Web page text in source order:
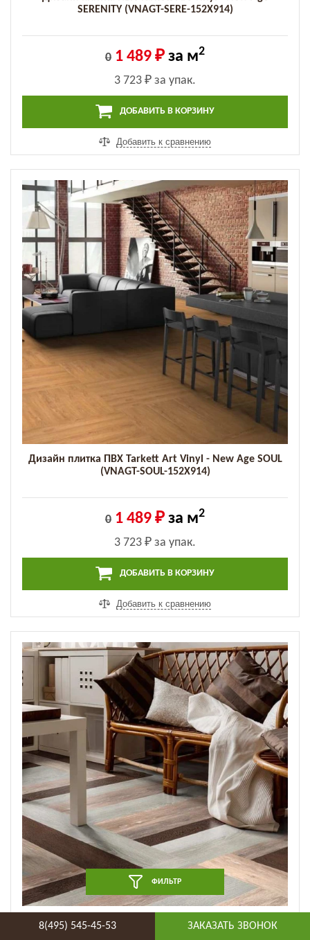
SERENITY (VNAGT-SERE-152X914)
0 1 489 ₽ за м2
3 723 ₽ за упак.
ДОБАВИТЬ В КОРЗИНУ
Добавить к сравнению
Дизайн плитка ПВХ Tarkett Art Vinyl - New Age SOUL
(VNAGT-SOUL-152X914)
0 1 489 ₽ за м2
3 723 ₽ за упак.
ДОБАВИТЬ В КОРЗИНУ
Добавить к сравнению
Дизайн плитка ПВХ Tarkett Art Vinyl - New Age VOLO
ФИЛЬТР
8(495) 545-45-53 ЗАКАЗАТЬ ЗВОНОК